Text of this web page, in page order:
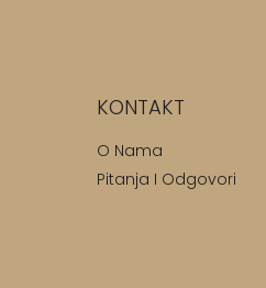
KONTAKT
O Nama
Pitanja I Odgovori